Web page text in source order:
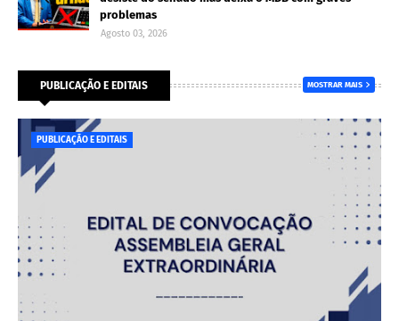
problemas
Agosto 03, 2026
PUBLICAÇÃO E EDITAIS MOSTRAR MAIS
PUBLICAÇÃO E EDITAIS